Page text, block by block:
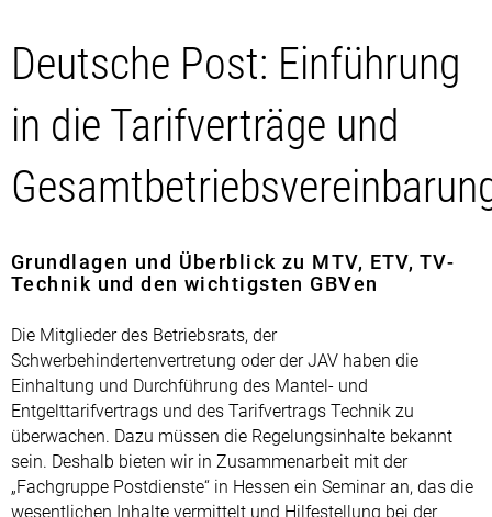
Deutsche Post: Einführung
in die Tarifverträge und
Grundlagen und Überblick zu MTV, ETV, TV-
Technik und den wichtigsten GBVen
Die Mitglieder des Betriebsrats, der
Schwerbehindertenvertretung oder der JAV haben die
Einhaltung und Durchführung des Mantel- und
Entgelttarifvertrags und des Tarifvertrags Technik zu
überwachen. Dazu müssen die Regelungsinhalte bekannt
sein. Deshalb bieten wir in Zusammenarbeit mit der
„Fachgruppe Postdienste“ in Hessen ein Seminar an, das die
wesentlichen Inhalte vermittelt und Hilfestellung bei der